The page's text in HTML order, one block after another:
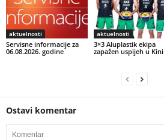
aktuelnosti
Servisne informacije za
06.08.2026. godine
aktuelnosti
3×3 Aluplastik ekipa
zapažen uspijeh u Kini
Ostavi komentar